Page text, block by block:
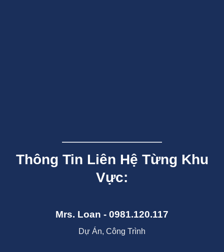
Thông Tin Liên Hệ Từng Khu
Vực:
Mrs. Loan - 0981.120.117
Dự Án, Công Trình